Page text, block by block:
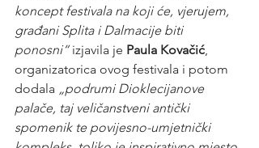
koncept festivala na koji će, vjerujem,
građani Splita i Dalmacije biti
ponosni“ izjavila je Paula Kovačić
organizatorica ovog festivala i potom
dodala „podrumi Dioklecijanove
palače, taj veličanstveni antički
spomenik te povijesno-umjetnički